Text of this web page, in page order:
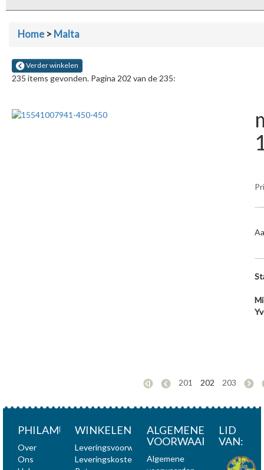
Home>Malta
Verder winkelen
235 items gevonden. Pagina 202 van de 235:
201 202 203
PHILAMUNDI
Over
Ons
WINKELEN
Leveringsvoorwaarden
Leveringskosten
ALGEMENE
VOORWAARDEN
Algemene
LID
VAN: